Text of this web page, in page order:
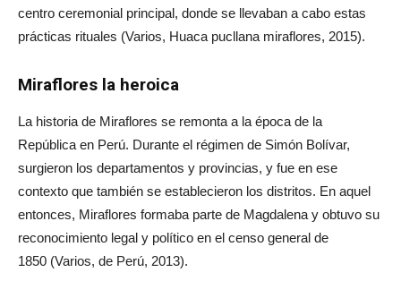
centro ceremonial principal, donde se llevaban a cabo estas
prácticas rituales (Varios, Huaca pucllana miraflores, 2015).
Miraflores la heroica
La historia de Miraflores se remonta a la época de la
República en Perú. Durante el régimen de Simón Bolívar,
surgieron los departamentos y provincias, y fue en ese
contexto que también se establecieron los distritos. En aquel
entonces, Miraflores formaba parte de Magdalena y obtuvo su
reconocimiento legal y político en el censo general de
1850 (Varios, de Perú, 2013).